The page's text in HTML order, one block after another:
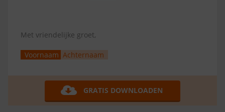
Met vriendelijke groet,
Voornaam Achternaam
GRATIS DOWNLOADEN